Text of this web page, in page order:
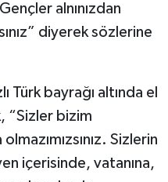
alnınızdan
diyerek sözlerine
Türk bayrağı altında el
“Sizler bizim
Sizlerin
içerisinde, vatanına,